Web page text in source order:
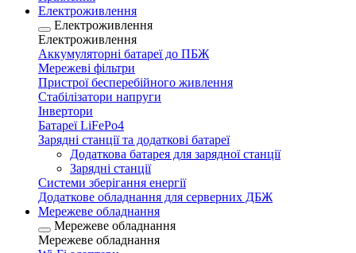
Електроживлення
Електроживлення
Електроживлення
Аккумуляторні батареї до ПБЖ
Мережеві фільтри
Пристрої бесперебійного живлення
Стабілізатори напруги
Інвертори
Батареї LiFePo4
Зарядні станції та додаткові батареї
Додаткова батарея для зарядної станції
Зарядні станції
Системи зберігання енергії
Додаткове обладнання для серверних ДБЖ
Мережеве обладнання
Мережеве обладнання
Мережеве обладнання